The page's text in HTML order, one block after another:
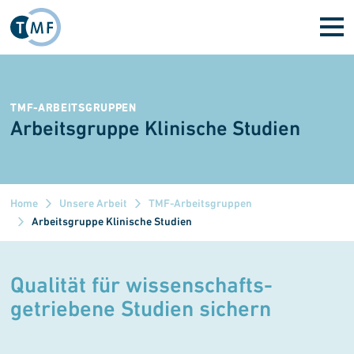
Direkt zum Inhalt
TMF-ARBEITSGRUPPEN
Arbeitsgruppe Klinische Studien
Home Unsere Arbeit
TMF-Arbeitsgruppen
Arbeitsgruppe Klinische Studien
Qualität für wissen­schafts­
getriebene Studien sichern